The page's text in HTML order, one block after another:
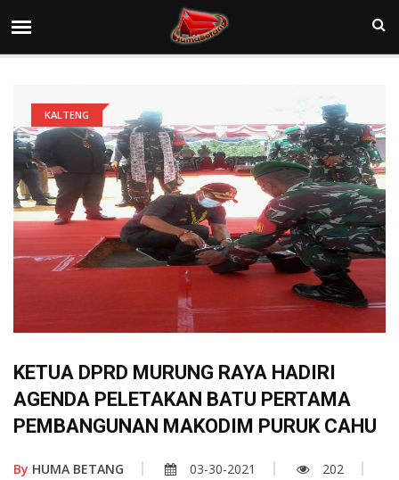
KALTENG
KETUA DPRD MURUNG RAYA HADIRI
AGENDA PELETAKAN BATU PERTAMA
PEMBANGUNAN MAKODIM PURUK CAHU
By HUMA BETANG 03-30-2021
202